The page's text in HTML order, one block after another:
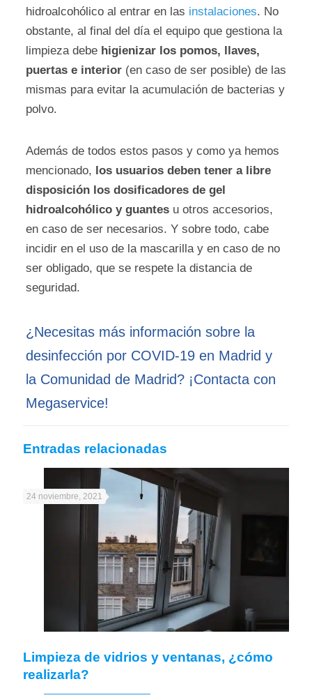
hidroalcohólico al entrar en las instalaciones. No
obstante, al final del día el equipo que gestiona la
limpieza debe higienizar los pomos, llaves,
puertas e interior(en caso de ser posible) de las
mismas para evitar la acumulación de bacterias y
polvo.
Además de todos estos pasos y como ya hemos
mencionado, los usuarios deben tener a libre
disposición los dosificadores de gel
hidroalcohólico y guantesu otros accesorios,
en caso de ser necesarios. Y sobre todo, cabe
incidir en el uso de la mascarilla y en caso de no
ser obligado, que se respete la distancia de
seguridad.
¿Necesitas más información sobre la
desinfección por COVID-19 en Madrid y
la Comunidad de Madrid? ¡Contacta con
Megaservice!
Entradas relacionadas
24 noviembre, 2021
Limpieza de vidrios y ventanas, ¿cómo
realizarla?